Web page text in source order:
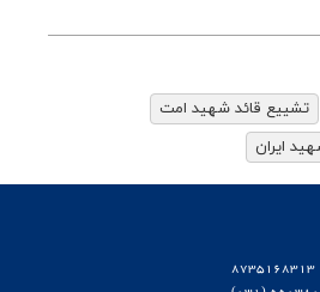
تشییع قائد شهید امت
ایران
8735168313